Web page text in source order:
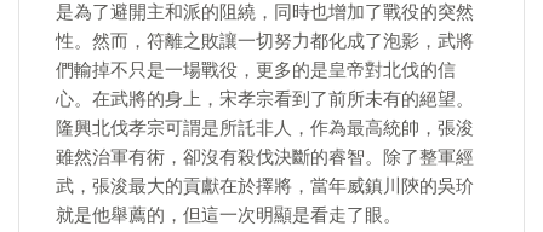
是為了避開主和派的阻繞，同時也增加了戰役的突然
性。然而，符離之敗讓一切努力都化成了泡影，武將
們輸掉不只是一場戰役，更多的是皇帝對北伐的信
心。在武將的身上，宋孝宗看到了前所未有的絕望。
隆興北伐孝宗可謂是所託非人，作為最高統帥，張浚
雖然治軍有術，卻沒有殺伐決斷的睿智。除了整軍經
武，張浚最大的貢獻在於擇將，當年威鎮川陝的吳玠
就是他舉薦的，但這一次明顯是看走了眼。